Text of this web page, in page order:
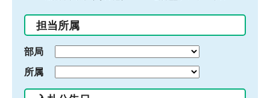
入
力
担当所属
部局
所属